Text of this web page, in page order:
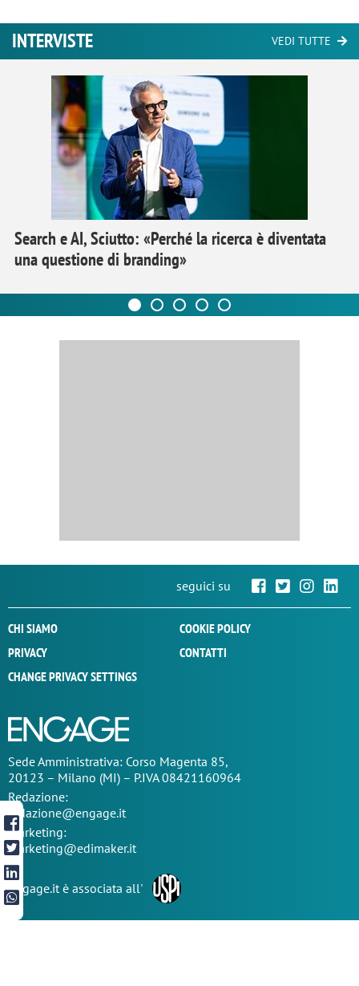
INTERVISTE VEDI TUTTE
Search e AI, Sciutto: «Perché la ricerca è diventata
una questione di branding»
seguici su
CHI SIAMO
COOKIE POLICY
PRIVACY
CONTATTI
CHANGE PRIVACY SETTINGS
SedeAmministrativa: Corso Magenta 85,
20123 – Milano (MI) – P.IVA 08421160964
Redazione:
redazione@engage.it
Marketing:
marketing@edimaker.it
Engage.it è associata all'